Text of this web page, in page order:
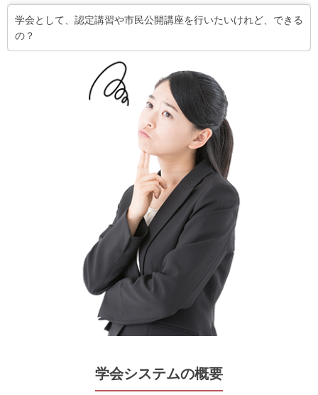
学会として、認定講習や市民公開講座を行いたいけれど、できる
の？
学会システムの概要